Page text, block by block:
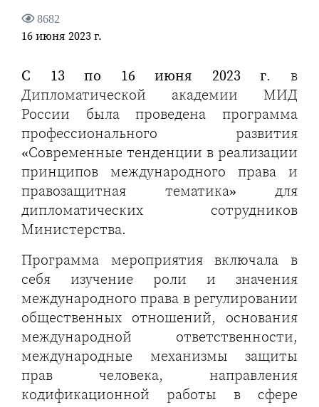
8682
16 июня 2023 г.
С 13 по 16 июня 2023 г. в
Дипломатической академии МИД
России была проведена программа
профессионального развития
«Современные тенденции в реализации
принципов международного права и
правозащитная тематика» для
дипломатических сотрудников
Министерства.
Программа мероприятия включала в
себя изучение роли и значения
международного права в регулировании
общественных отношений, основания
международной ответственности,
международные механизмы защиты
прав человека, направления
кодификационной работы в сфере